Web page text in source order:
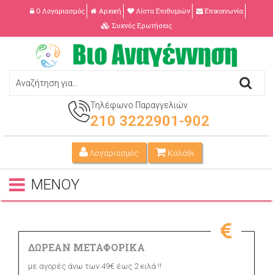
Ο Λογαριασμός Αρχική Λίστα Επιθυμιών
Επικοινωνία
Συχνές Ερωτήσεις
Τηλέφωνο Παραγγελιών
210 3222901-902
Λογαριασμός Καλάθι
ΜΕΝΟΥ
ΔΩΡΕΑΝ ΜΕΤΑΦΟΡΙΚΑ
με αγορές άνω των 49€ έως 2 κιλά !!